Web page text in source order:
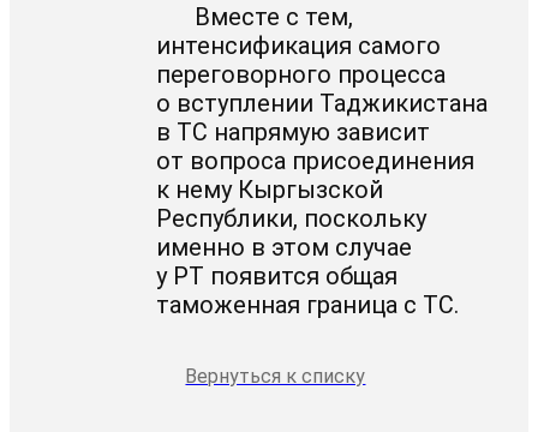
Вместе с тем,
интенсификация самого
переговорного процесса
о вступлении Таджикистана
в ТС напрямую зависит
от вопроса присоединения
к нему Кыргызской
Республики, поскольку
именно в этом случае
у РТ появится общая
таможенная граница с ТС.
Вернуться к списку